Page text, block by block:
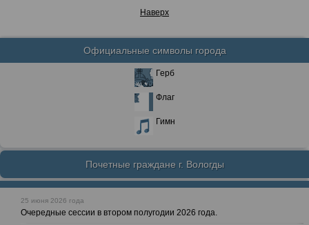
Наверх
Официальные символы города
Герб
Флаг
Гимн
Почетные граждане г. Вологды
25 июня 2026 года
Очередные сессии в втором полугодии 2026 года.